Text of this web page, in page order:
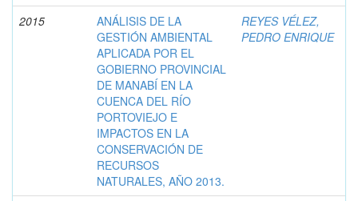
2015
ANÁLISIS DE LA
GESTIÓN AMBIENTAL
APLICADA POR EL
GOBIERNO PROVINCIAL
DE MANABÍ EN LA
CUENCA DEL RÍO
PORTOVIEJO E
IMPACTOS EN LA
CONSERVACIÓN DE
RECURSOS
NATURALES, AÑO 2013.
REYES VÉLEZ,
PEDRO ENRIQUE